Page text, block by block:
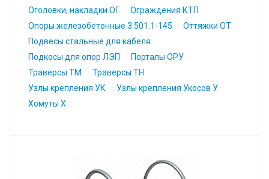
Оголовки, накладки ОГ
Ограждения КТП
Опоры железобетонные 3.501.1-145
Оттяжки ОТ
Подвесы стальные для кабеля
Подкосы для опор ЛЭП
Порталы ОРУ
Траверсы ТМ
Траверсы ТН
Узлы крепления УК
Узлы крепления Укосов У
Хомуты Х